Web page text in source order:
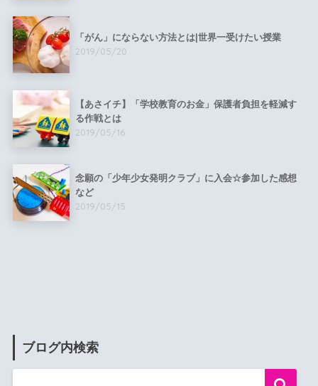
「がん」にならない方法とは|世界一受けたい授業
2019/05/20
【あさイチ】「学校教育のお金」保護者負担を軽減す
る作戦とは
2019/05/16
念願の「少年少女発明クラブ」に入会☆参加した感想
など
2019/05/15
ブログ内検索